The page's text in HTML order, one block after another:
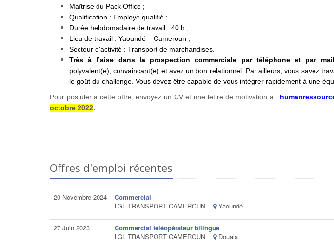
Maîtrise du Pack Office ;
Qualification : Employé qualifié ;
Durée hebdomadaire de travail : 40 h ;
Lieu de travail : Yaoundé – Cameroun ;
Secteur d'activité : Transport de marchandises.
Très à l’aise dans la prospection commerciale par téléphone et par mail
polyvalent(e), convaincant(e) et avez un bon relationnel. Par ailleurs, vous savez
le goût du challenge. Vous devez être capable de vous intégrer rapidement à une
Pour postuler à cette offre, envoyez un CV et une lettre de motivation à :
octobre 2022.
Offres d'emploi récentes
20 Novembre 2024
Commercial
LGL TRANSPORT CAMEROUN
Yaoundé
27 Juin 2023
Commercial téléopérateur bilingue
LGL TRANSPORT CAMEROUN
Douala